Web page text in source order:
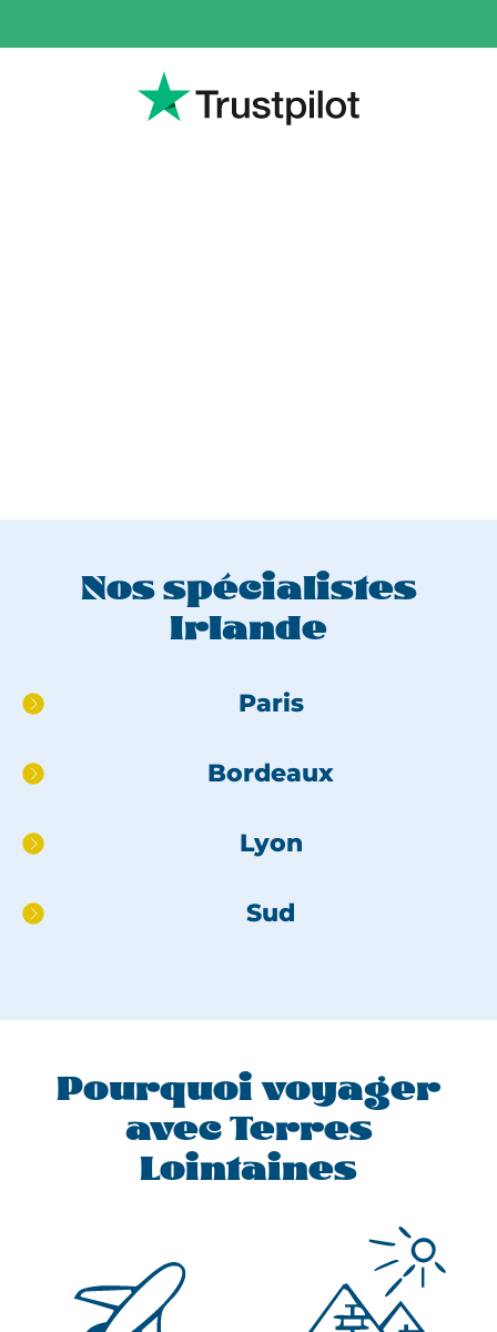
Nos spécialistes
Irlande
Aller
directement
pied
Paris
Bordeaux
Lyon
Sud
Pourquoi voyager
avec Terres
Lointaines